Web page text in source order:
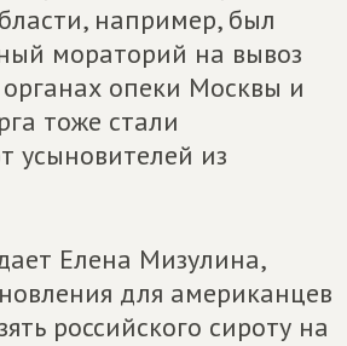
например, был
мораторий на вывоз
опеки Москвы и
тоже стали
усыновителей из
Елена Мизулина,
для американцев
российского сироту на